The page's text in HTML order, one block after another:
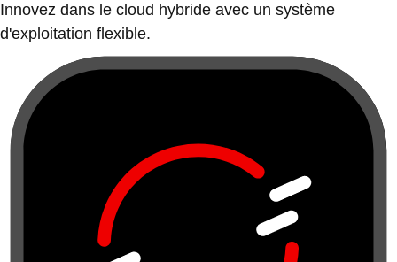
Innovez dans le cloud hybride avec un système
d'exploitation flexible.